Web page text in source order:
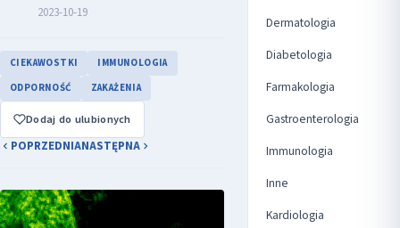
2023-10-19
CIEKAWOSTKI
IMMUNOLOGIA
ODPORNOŚĆ
ZAKAŻENIA
Dodaj do ulubionych
POPRZEDNIANASTĘPNA
Dermatologia
Diabetologia
Farmakologia
Gastroenterologia
Immunologia
Inne
Kardiologia